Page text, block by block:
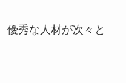
優秀な人材が次々と